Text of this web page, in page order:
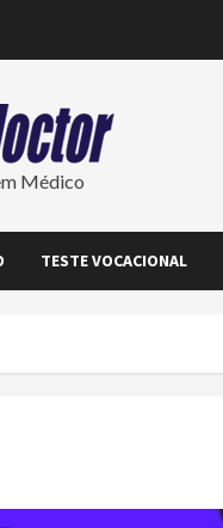
Médico
TESTE VOCACIONAL